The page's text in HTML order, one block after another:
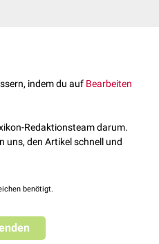
indem du auf Bearbeiten
Redaktionsteam darum.
uns, den Artikel schnell und
benötigt.